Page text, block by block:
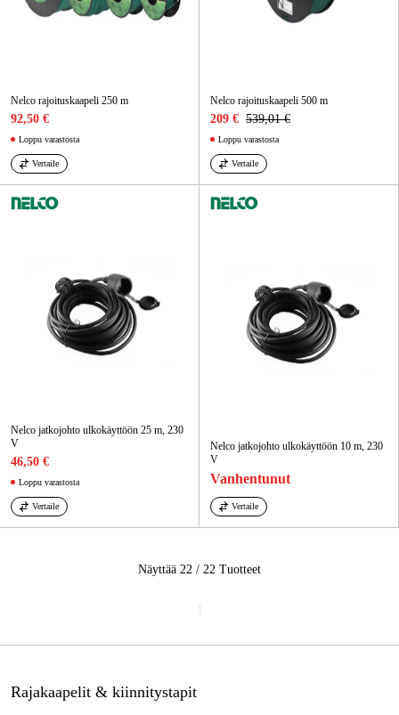
Nelco rajoituskaapeli 250 m
92,50 €
Loppu varastosta
Vertaile
Nelco rajoituskaapeli 500 m
209 € 539,01 €
Loppu varastosta
Vertaile
Nelco jatkojohto ulkokäyttöön 25 m, 230
V
46,50 €
Loppu varastosta
Vertaile
Nelco jatkojohto ulkokäyttöön 10 m, 230
V
Vanhentunut
Vertaile
Näyttää 22 / 22 Tuotteet
Rajakaapelit & kiinnitystapit